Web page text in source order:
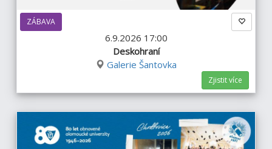
ZÁBAVA
6.9.2026 17:00
Deskohraní
Galerie Šantovka
Zjistit více